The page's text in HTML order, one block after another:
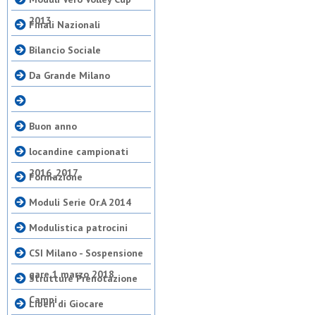
2013
Finali Nazionali
Bilancio Sociale
Da Grande Milano
Buon anno
locandine campionati
2016_2017
Formazione
Moduli Serie Or.A 2014
Modulistica patrocini
CSI Milano - Sospensione
gare 1 marzo 2018
Strutture Prenotazione
Campi
Liberi di Giocare